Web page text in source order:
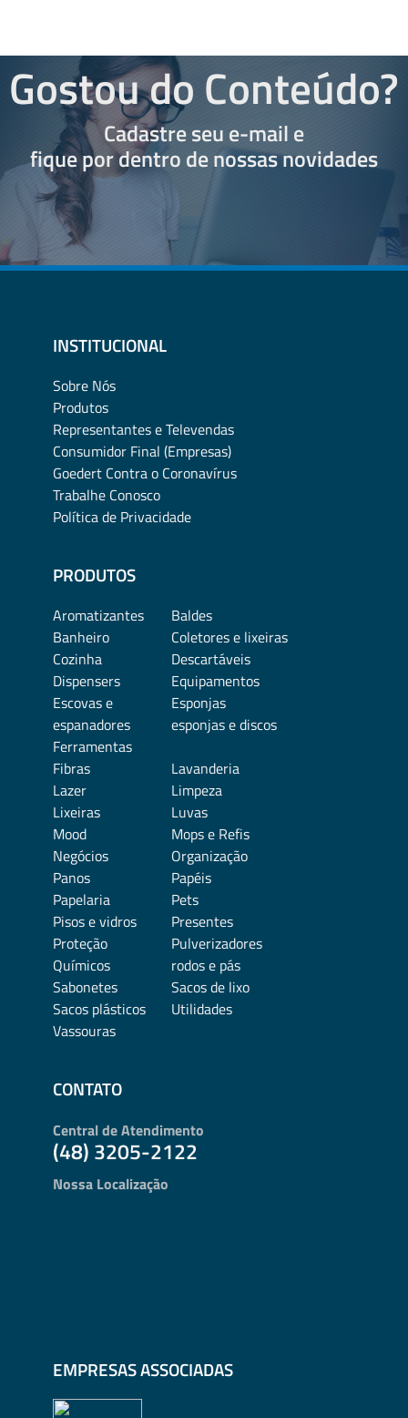
Gostou do Conteúdo?
Cadastre seu e-mail e
fique por dentro de nossas novidades
INSTITUCIONAL
Sobre Nós
Produtos
Representantes e Televendas
Consumidor Final (Empresas)
Goedert Contra o Coronavírus
Trabalhe Conosco
Política de Privacidade
PRODUTOS
Aromatizantes
Baldes
Banheiro
Coletores e lixeiras
Cozinha
Descartáveis
Dispensers
Equipamentos
Escovas e
espanadores
Esponjas
esponjas e discos
Ferramentas
Fibras
Lavanderia
Lazer
Limpeza
Lixeiras
Luvas
Mood
Mops e Refis
Negócios
Organização
Panos
Papéis
Papelaria
Pets
Pisos e vidros
Presentes
Proteção
Pulverizadores
Químicos
rodos e pás
Sabonetes
Sacos de lixo
Sacos plásticos
Utilidades
Vassouras
CONTATO
Central de Atendimento
(48) 3205-2122
Nossa Localização
EMPRESAS ASSOCIADAS